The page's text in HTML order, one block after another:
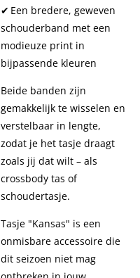
✔ Een bredere, geweven
schouderband met een
modieuze print in
bijpassende kleuren
Beide banden zijn
gemakkelijk te wisselen en
verstelbaar in lengte,
zodat je het tasje draagt
zoals jij dat wilt – als
crossbody tas of
schoudertasje.
Tasje "Kansas" is een
onmisbare accessoire die
dit seizoen niet mag